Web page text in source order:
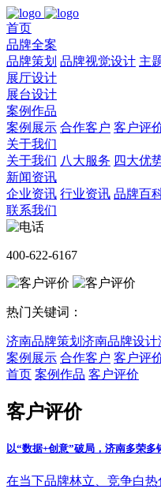
首页
品牌全案
品牌策划 品牌视觉设计 主
展厅设计
展台设计
案例作品
案例展示 合作客户 客户评
关于我们
关于我们 八大服务 四大优
新闻资讯
企业资讯 行业资讯 品牌百
联系我们
400-622-6167
热门关键词：
济南品牌策划 济南品牌设计
案例展示 合作客户 客户评
首页 案例作品 客户评价
客户评价
以“数据+创意”破局，济南多荣多
在当下品牌林立、竞争白